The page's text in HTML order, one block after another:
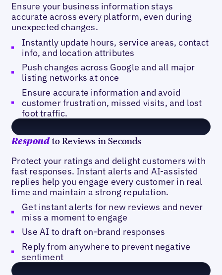
Ensure your business information stays
accurate across every platform, even during
unexpected changes.
Instantly update hours, service areas, contact
info, and location attributes
Push changes across Google and all major
listing networks at once
Ensure accurate information and avoid
customer frustration, missed visits, and lost
foot traffic.
Respondto Reviews in Seconds
Protect your ratings and delight customers with
fast responses. Instant alerts and AI-assisted
replies help you engage every customer in real
time and maintain a strong reputation.
Get instant alerts for new reviews and never
miss a moment to engage
Use AI to draft on-brand responses
Reply from anywhere to prevent negative
sentiment